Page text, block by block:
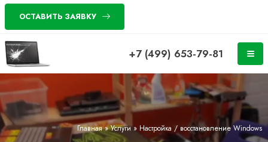
ОСТАВИТЬ ЗАЯВКУ
+7 (499) 653-79-81
Главная»Услуги» Настройка / восстановление Windows